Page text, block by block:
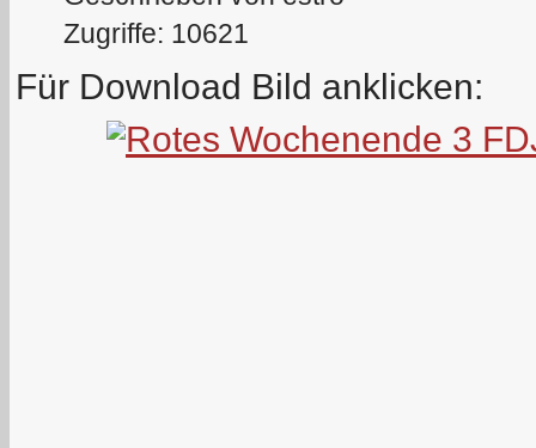
Zugriffe: 10621
Für Download Bild anklicken: